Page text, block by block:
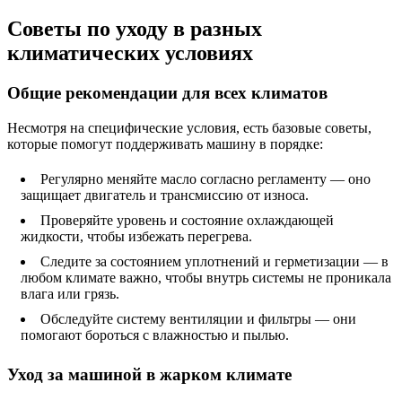
Советы по уходу в разных
климатических условиях
Общие рекомендации для всех климатов
Несмотря на специфические условия, есть базовые советы,
которые помогут поддерживать машину в порядке:
Регулярно меняйте масло согласно регламенту — оно
защищает двигатель и трансмиссию от износа.
Проверяйте уровень и состояние охлаждающей
жидкости, чтобы избежать перегрева.
Следите за состоянием уплотнений и герметизации — в
любом климате важно, чтобы внутрь системы не проникала
влага или грязь.
Обследуйте систему вентиляции и фильтры — они
помогают бороться с влажностью и пылью.
Уход за машиной в жарком климате